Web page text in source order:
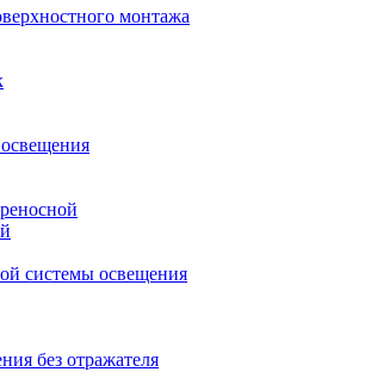
монтажа
системы освещения
без отражателя